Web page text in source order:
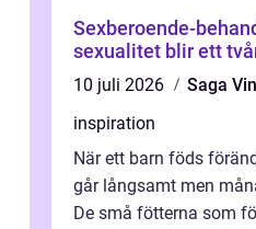
Sexberoende-
sexualitet blir ett
10 juli 2026
Saga
inspiration
När ett barn föds
går långsamt men
De små fötterna som